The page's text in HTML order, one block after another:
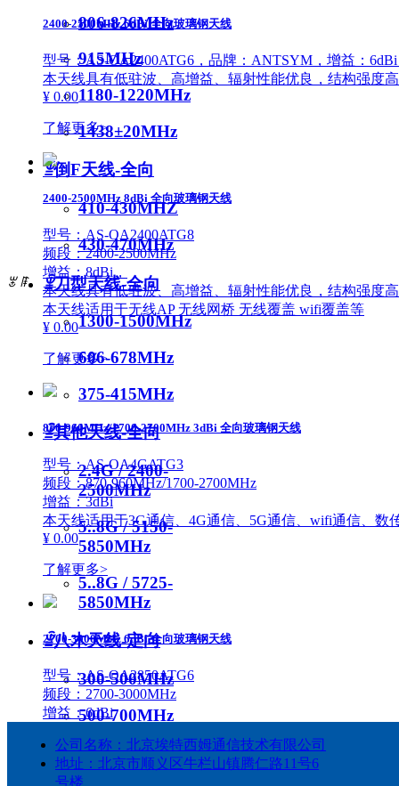
806-826MHz
915MHz
1180-1220MHz
1438±20MHz
ꁇ倒F天线-全向
410-430MHZ
430-470MHz
ꁇ刀型天线-全向
1300-1500MHz
606-678MHz
375-415MHz
ꁇ其他天线-全向
2.4G / 2400-
2500MHz
5..8G / 5150-
5850MHz
5..8G / 5725-
5850MHz
ꁇ八木天线-定向
300-500MHz
500-700MHz
700-1000MHz
2400-2500MHz 6dBi 全向玻璃钢天线
型号：AS-OA2400ATG6，品牌：ANTSYM，增益：6dBi
本天线具有低驻波、高增益、辐射性能优良，结构强度
¥ 0.00
了解更多>
2400-2500MHz 8dBi 全向玻璃钢天线
型号：AS-OA2400ATG8
频段：2400-2500MHz
增益：8dBi，
本天线具有低驻波、高增益、辐射性能优良，结构强度
本天线适用于无线AP 无线网桥 无线覆盖 wifi覆盖等
¥ 0.00
了解更多>
870-960MHz/1700-2700MHz 3dBi 全向玻璃钢天线
型号：AS-OA4GATG3
频段：870-960MHz/1700-2700MHz
增益：3dBi
本天线适用于3G通信、4G通信、5G通信、wifi通信、数
¥ 0.00
了解更多>
2700-3000MHz 6dBi 全向玻璃钢天线
型号：AS-OA2850ATG6
频段：2700-3000MHz
增益：6dBi
本天线适用于气象雷达以及机场雷达 导航台用
¥ 0.00
ꂃ ꁹ
公司名称： 北京埃特西姆通信技术有限公司
地址： 北京市顺义区牛栏山镇腾仁路11号6
号楼